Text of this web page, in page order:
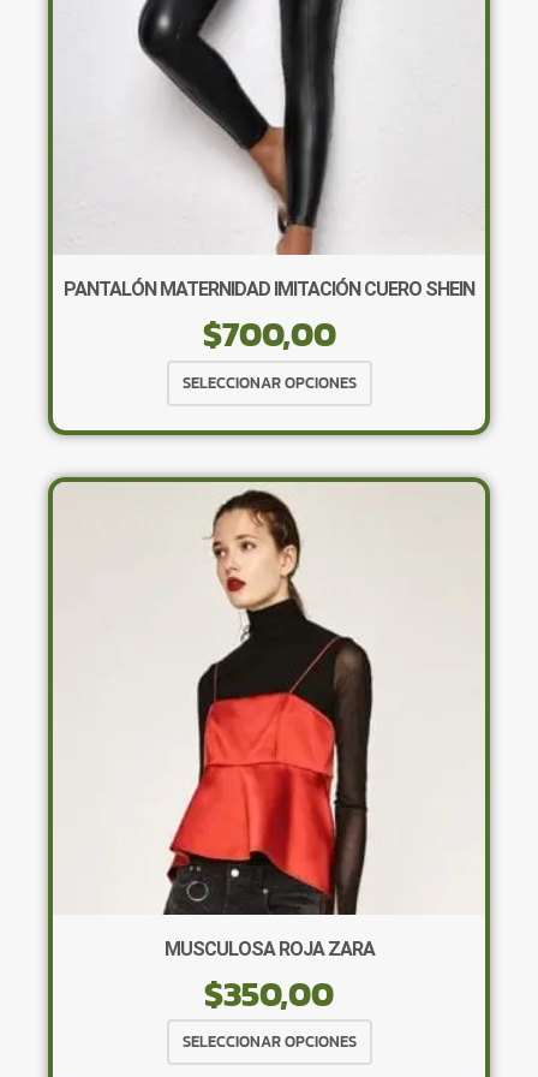
PANTALÓN MATERNIDAD IMITACIÓN CUERO SHEIN
$700,00
SELECCIONAR OPCIONES
producto
tiene
variantes.
en
la
página
MUSCULOSA ROJA ZARA
$350,00
SELECCIONAR OPCIONES
producto